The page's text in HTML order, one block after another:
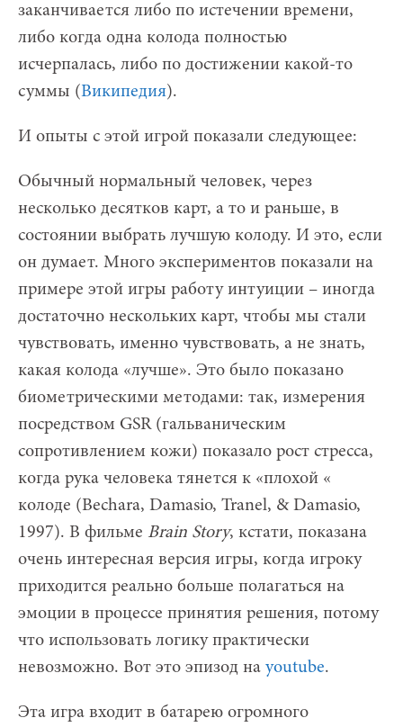
заканчивается либо по истечении времени,
либо когда одна колода полностью
исчерпалась, либо по достижении какой-то
суммы (Википедия).
И опыты с этой игрой показали следующее:
Обычный нормальный человек, через
несколько десятков карт, а то и раньше, в
состоянии выбрать лучшую колоду. И это, если
он думает. Много экспериментов показали на
примере этой игры работу интуиции – иногда
достаточно нескольких карт, чтобы мы стали
чувствовать, именно чувствовать, а не знать,
какая колода «лучше». Это было показано
биометрическими методами: так, измерения
посредством GSR (гальваническим
сопротивлением кожи) показало рост стресса,
когда рука человека тянется к «плохой «
колоде (Bechara, Damasio, Tranel, & Damasio,
1997). В фильме Brain Story, кстати, показана
очень интересная версия игры, когда игроку
приходится реально больше полагаться на
эмоции в процессе принятия решения, потому
что использовать логику практически
невозможно. Вот это эпизод на youtube.
Эта игра входит в батарею огромного